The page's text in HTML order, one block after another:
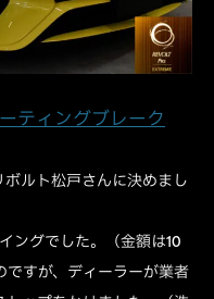
ティングブレーク
ルト松戸さんに決めまし
ングでした。（金額は10
ですが、ディーラーが業者